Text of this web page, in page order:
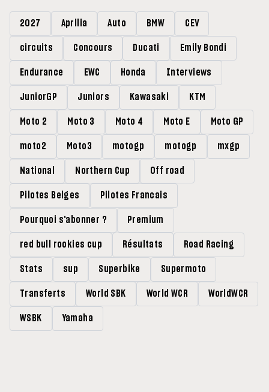
2027 Aprilia Auto BMW CEV
circuits Concours Ducati Emily Bondi
Endurance EWC Honda Interviews
JuniorGP Juniors Kawasaki KTM
Moto 2 Moto 3 Moto 4 Moto E Moto GP
moto2 Moto3 motogp motogp mxgp
National Northern Cup Off road
Pilotes Belges Pilotes Francais
Pourquoi s'abonner ? Premium
red bull rookies cup Résultats Road Racing
Stats sup Superbike Supermoto
Transferts World SBK World WCR WorldWCR
WSBK Yamaha